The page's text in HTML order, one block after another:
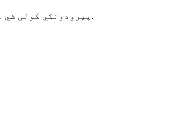
پیرودونکي کولی شي د کورنۍ اندازې سره سم د خونو او تشنابونو شمیر ډیزاین کړي، کوم چې د کورنۍ ژوند کولو لپاره خورا مناسب دی.